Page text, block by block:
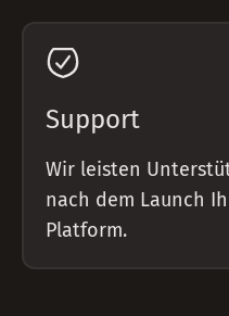
Support
Wir leisten
nach dem Launch
Platform.